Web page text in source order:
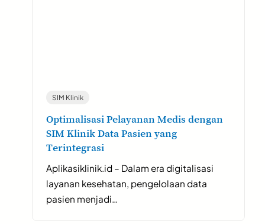
SIM Klinik
Optimalisasi Pelayanan Medis dengan
SIM Klinik Data Pasien yang
Terintegrasi
Aplikasiklinik.id – Dalam era digitalisasi
layanan kesehatan, pengelolaan data
pasien menjadi…